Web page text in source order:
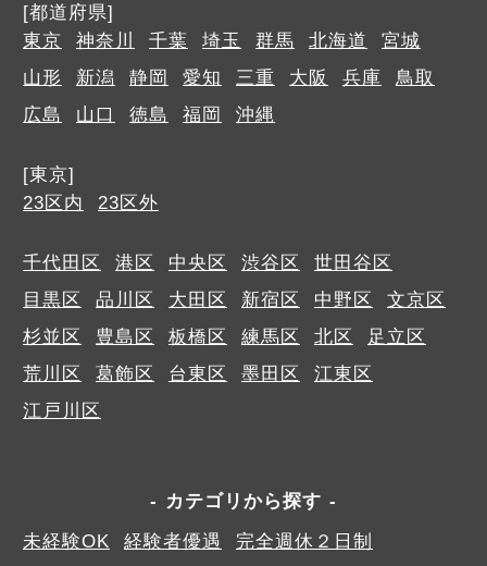
[都道府県]
東京
神奈川 千葉 埼玉 群馬 北海道
宮城
山形
新潟 静岡 愛知 三重 大阪 兵庫
鳥取
広島
山口 徳島 福岡 沖縄
[東京]
23区内
23区外
千代田区 港区 中央区 渋谷区
世田谷区
目黒区
品川区 大田区 新宿区 中野区
文京区
杉並区
豊島区 板橋区 練馬区 北区
足立区
荒川区
葛飾区 台東区 墨田区
江東区
江戸川区
カテゴリから探す
未経験OK
経験者優遇
完全週休２日制